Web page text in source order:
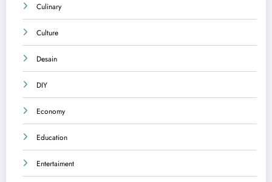
Culinary
Culture
Desain
DIY
Economy
Education
Entertaiment